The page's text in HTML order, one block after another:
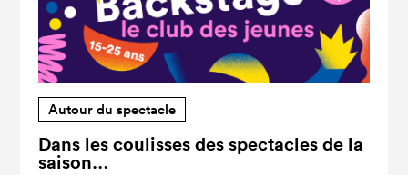
Autour du spectacle
Dans les coulisses des spectacles de la
saison…